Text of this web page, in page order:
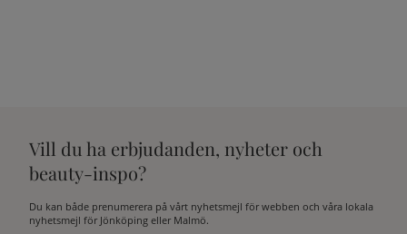
Vill du ha erbjudanden, nyheter och
beauty-inspo?
Du kan både prenumerera på vårt nyhetsmejl för webben och våra lokala
nyhetsmejl för Jönköping eller Malmö.